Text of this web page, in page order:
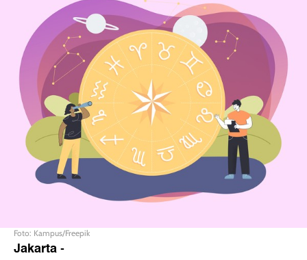
Foto: Kampus/Freepik
Jakarta-